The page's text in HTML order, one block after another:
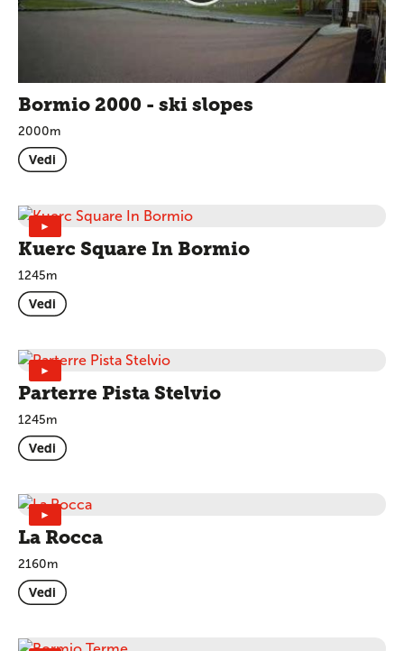
Bormio 2000 - ski slopes
2000m
Vedi
►
Kuerc Square In Bormio
1245m
Vedi
►
Parterre Pista Stelvio
1245m
Vedi
►
La Rocca
2160m
Vedi